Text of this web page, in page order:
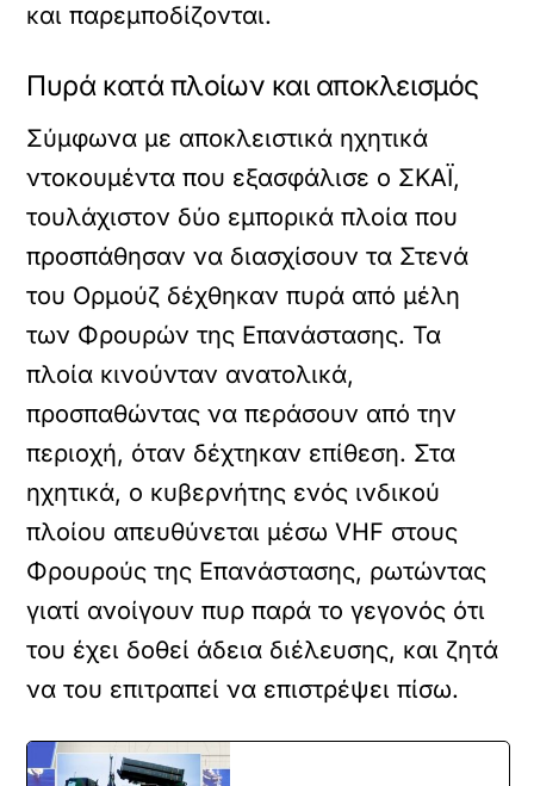
και παρεμποδίζονται.
Πυρά κατά πλοίων και αποκλεισμός
Σύμφωνα με αποκλειστικά ηχητικά
ντοκουμέντα που εξασφάλισε ο ΣΚΑΪ,
τουλάχιστον δύο εμπορικά πλοία που
προσπάθησαν να διασχίσουν τα Στενά
του Ορμούζ δέχθηκαν πυρά από μέλη
των Φρουρών της Επανάστασης. Τα
πλοία κινούνταν ανατολικά,
προσπαθώντας να περάσουν από την
περιοχή, όταν δέχτηκαν επίθεση. Στα
ηχητικά, ο κυβερνήτης ενός ινδικού
πλοίου απευθύνεται μέσω VHF στους
Φρουρούς της Επανάστασης, ρωτώντας
γιατί ανοίγουν πυρ παρά το γεγονός ότι
του έχει δοθεί άδεια διέλευσης, και ζητά
να του επιτραπεί να επιστρέψει πίσω.